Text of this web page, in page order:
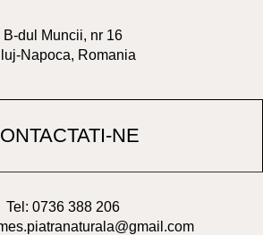
B-dul Muncii, nr 16
Napoca, Romania
NE
Tel: 0736 388 206